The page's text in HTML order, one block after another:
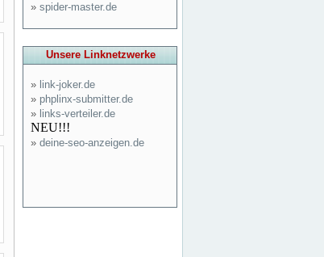
» spider-master.de
Unsere Linknetzwerke
» link-joker.de
» phplinx-submitter.de
» links-verteiler.de
NEU!!!
» deine-seo-anzeigen.de